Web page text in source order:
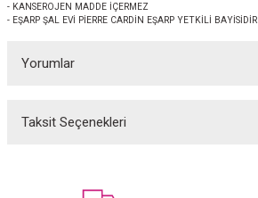
- KANSEROJEN MADDE İÇERMEZ
- EŞARP ŞAL EVİ PİERRE CARDİN EŞARP YETKİLİ BAYİSİDİR
Yorumlar
Taksit Seçenekleri